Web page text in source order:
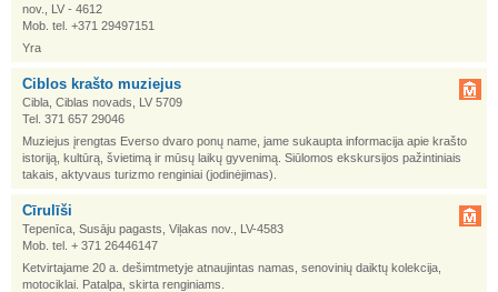
nov., LV - 4612
Mob. tel. +371 29497151
Yra
Ciblos krašto muziejus
Cibla, Ciblas novads, LV 5709
Tel. 371 657 29046
Muziejus įrengtas Everso dvaro ponų name, jame sukaupta informacija apie krašto
istoriją, kultūrą, švietimą ir mūsų laikų gyvenimą. Siūlomos ekskursijos pažintiniais
takais, aktyvaus turizmo renginiai (jodinėjimas).
Cīrulīši
Tepenīca, Susāju pagasts, Viļakas nov., LV-4583
Mob. tel. + 371 26446147
Ketvirtajame 20 a. dešimtmetyje atnaujintas namas, senovinių daiktų kolekcija,
motociklai. Patalpa, skirta renginiams.